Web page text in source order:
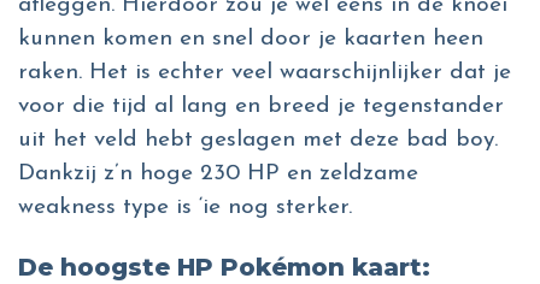
afleggen. Hierdoor zou je wel eens in de knoei
kunnen komen en snel door je kaarten heen
raken. Het is echter veel waarschijnlijker dat je
voor die tijd al lang en breed je tegenstander
uit het veld hebt geslagen met deze bad boy.
Dankzij z’n hoge 230 HP en zeldzame
weakness type is ‘ie nog sterker.
De hoogste HP Pokémon kaart: